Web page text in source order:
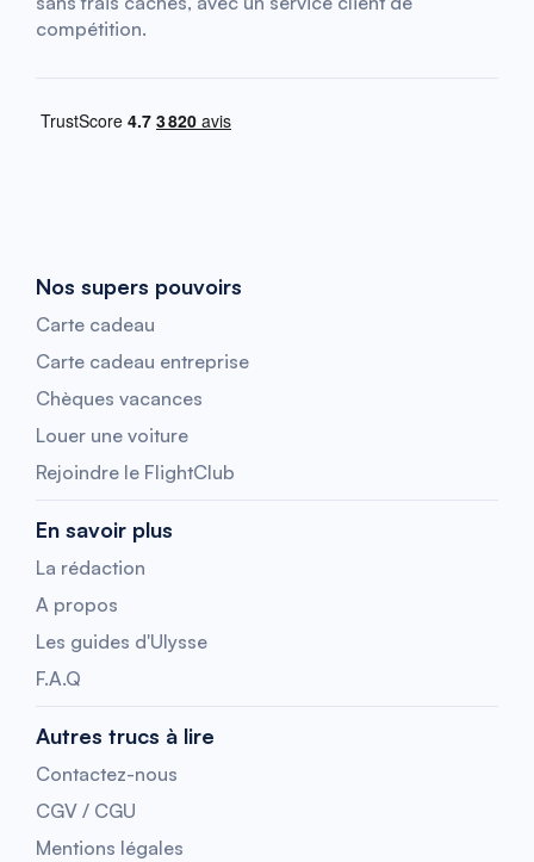
compétition.
Nos supers pouvoirs
Carte cadeau
Carte cadeau entreprise
Chèques vacances
Louer une voiture
Rejoindre le FlightClub
En savoir plus
La rédaction
A propos
Les guides d'Ulysse
F.A.Q
Autres trucs à lire
Contactez-nous
CGV / CGU
Mentions légales